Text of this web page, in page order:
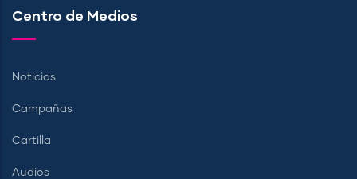
Centro de Medios
Noticias
Campañas
Cartilla
Audios